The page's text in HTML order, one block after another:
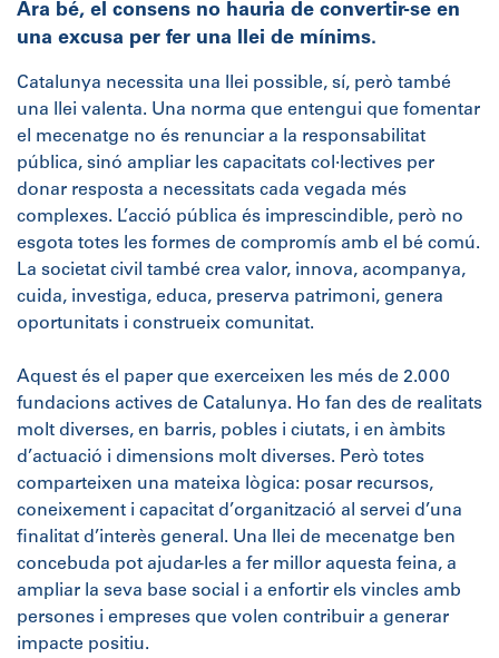
Ara bé, el consens no hauria de convertir-se en
una excusa per fer una llei de mínims.
Catalunya necessita una llei possible, sí, però també
una llei valenta. Una norma que entengui que fomentar
el mecenatge no és renunciar a la responsabilitat
pública, sinó ampliar les capacitats col·lectives per
donar resposta a necessitats cada vegada més
complexes. L’acció pública és imprescindible, però no
esgota totes les formes de compromís amb el bé comú.
La societat civil també crea valor, innova, acompanya,
cuida, investiga, educa, preserva patrimoni, genera
oportunitats i construeix comunitat.
Aquest és el paper que exerceixen les més de 2.000
fundacions actives de Catalunya. Ho fan des de realitats
molt diverses, en barris, pobles i ciutats, i en àmbits
d’actuació i dimensions molt diverses. Però totes
comparteixen una mateixa lògica: posar recursos,
coneixement i capacitat d’organització al servei d’una
finalitat d’interès general. Una llei de mecenatge ben
concebuda pot ajudar-les a fer millor aquesta feina, a
ampliar la seva base social i a enfortir els vincles amb
persones i empreses que volen contribuir a generar
impacte positiu.